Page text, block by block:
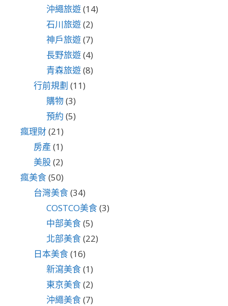
沖繩旅遊(14)
石川旅遊(2)
神戶旅遊(7)
長野旅遊(4)
青森旅遊(8)
行前規劃 (11)
購物(3)
預約 (5)
瘋理財(21)
房產 (1)
美股(2)
瘋美食(50)
台灣美食(34)
COSTCO美食(3)
中部美食(5)
北部美食(22)
日本美食(16)
新瀉美食(1)
東京美食(2)
沖繩美食(7)